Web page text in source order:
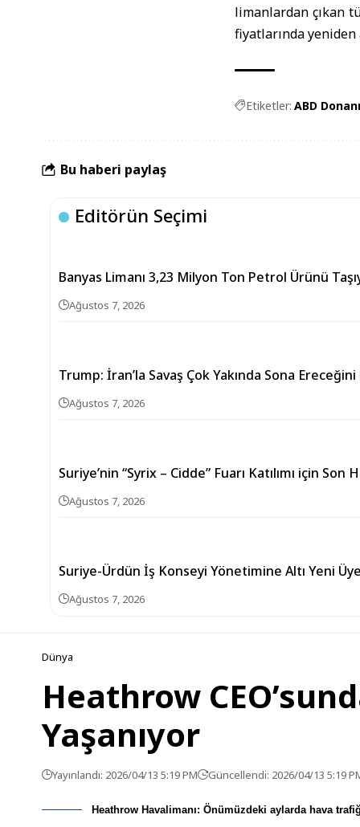
limanlardan çıkan
fiyatlarında yeniden
Etiketler: ABD
Bu haberi paylaş
Editörün Seçimi
Banyas Limanı 3,23 Milyon Ton Petrol Ürünü
Ağustos 7, 2026
Trump: İran’la Savaş Çok Yakında Sona
Ağustos 7, 2026
Suriye’nin “Syrix – Cidde” Fuarı Katılımı için Son
Ağustos 7, 2026
Suriye-Ürdün İş Konseyi Yönetimine Altı Yeni
Ağustos 7, 2026
Dünya
Heathrow
Yaşanıyor
Yayınlandı: 2026/04/13 5:19 PM Güncellendi: 2026/04/13 5:19
Heathrow Havalimanı: Önümüzdeki aylarda hava